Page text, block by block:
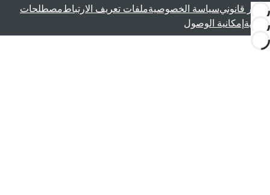
إشعار قانونيسياسة الخصوصيةملفات تعريف الارتباطمصطلحات
قانونية إمكانية الوصول